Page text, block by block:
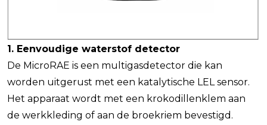
1. Eenvoudige waterstof detector
De MicroRAE is een multigasdetector die kan
worden uitgerust met een katalytische LEL sensor.
Het apparaat wordt met een krokodillenklem aan
de werkkleding of aan de broekriem bevestigd.